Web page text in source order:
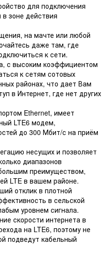
для подключения
зоне действия
на мачте или любой
даже там, где
к сети.
с высоким коэффициентом
к сетям сотовых
районах, что дает Вам
в Интернет, где нет других
Ethernet, имеет
LTE6 модем,
до 300 Мбит/с на приём
несущих и позволяет
диапазонов
преимуществом,
LTE в вашем районе.
отклик в плотной
в сельской
уровнем сигнала.
скорости интернета в
на LTE6, поэтому не
подведут кабельный